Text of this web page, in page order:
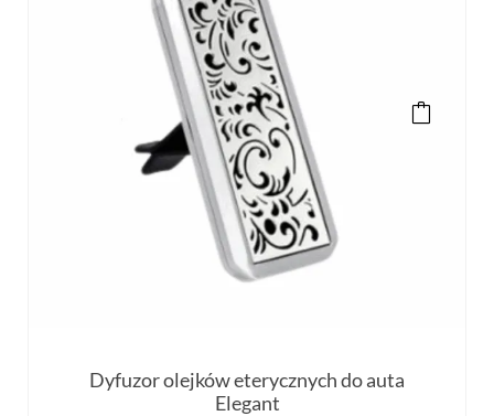
Dyfuzor olejków eterycznych do auta
Elegant